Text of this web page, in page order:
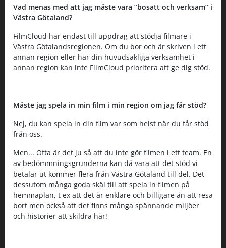
Vad menas med att jag måste vara ”bosatt och verksam” i
Västra Götaland?
FilmCloud har endast till uppdrag att stödja filmare i
Västra Götalandsregionen. Om du bor och är skriven i ett
annan region eller har din huvudsakliga verksamhet i
annan region kan inte FilmCloud prioritera att ge dig stöd.
Måste jag spela in min film i min region om jag får stöd?
Nej, du kan spela in din film var som helst när du får stöd
från oss.
Men... Ofta är det ju så att du inte gör filmen i ett team. En
av bedömmningsgrunderna kan då vara att det stöd vi
betalar ut kommer flera från Västra Götaland till del. Det
dessutom många goda skäl till att spela in filmen på
hemmaplan, t ex att det är enklare och billigare än att resa
bort men också att det finns många spännande miljöer
och historier att skildra här!